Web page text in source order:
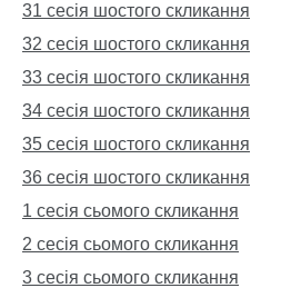
31 сесія шостого скликання
32 сесія шостого скликання
33 сесія шостого скликання
34 сесія шостого скликання
35 сесія шостого скликання
36 сесія шостого скликання
1 сесія сьомого скликання
2 сесія сьомого скликання
3 сесія сьомого скликання